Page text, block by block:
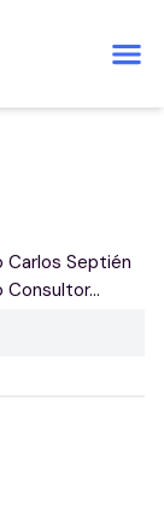
Carlos Septién